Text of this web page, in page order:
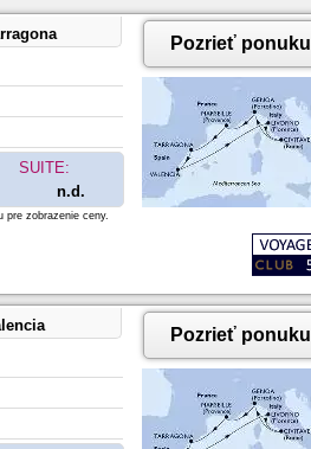
SUITE:
n.d.
Pozrieť ponuku
zobrazenie ceny.
Pozrieť ponuku